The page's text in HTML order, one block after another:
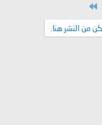
من النشر هنا.